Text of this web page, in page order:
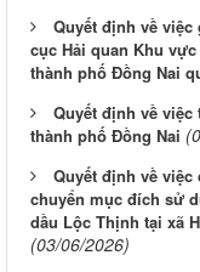
Quyết định về việc
cục Hải quan Khu
thành phố Đồng Nai
Quyết định về việc
thành phố Đồng Nai
Quyết định về việc
chuyển mục đích sử
dầu Lộc Thịnh tại xã
(03/06/2026)